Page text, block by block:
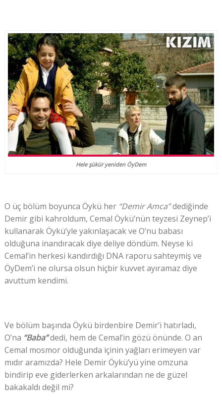
Hele şükür yeniden ÖyDem
O üç bölüm boyunca Öykü her “Demir Amca”dediğinde
Demir gibi kahroldum, Cemal Öykü’nün teyzesi Zeynep’i
kullanarak Öykü’yle yakınlaşacak ve O’nu babası
olduğuna inandıracak diye deliye döndüm. Neyse ki
Cemal’in herkesi kandırdığı DNA raporu sahteymiş ve
ÖyDem’i ne olursa olsun hiçbir kuvvet ayıramaz diye
avuttum kendimi.
Ve bölüm başında Öykü birdenbire Demir’i hatırladı,
O’na “Baba”dedi, hem de Cemal’in gözü önünde. O an
Cemal mosmor olduğunda içinin yağları erimeyen var
mıdır aramızda? Hele Demir Öykü’yü yine omzuna
bindirip eve giderlerken arkalarından ne de güzel
bakakaldı değil mi?